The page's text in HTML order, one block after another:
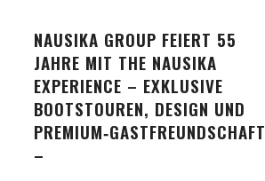
NAUSIKA GROUP FEIERT 55
JAHRE MIT THE NAUSIKA
EXPERIENCE – EXKLUSIVE
BOOTSTOUREN, DESIGN UND
PREMIUM‑GASTFREUNDSCHAFT
–